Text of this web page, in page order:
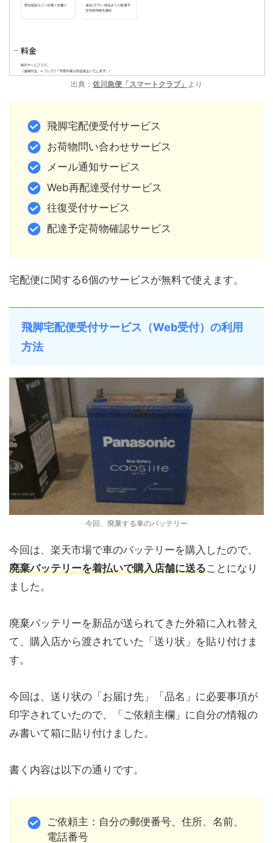
出典： 佐川急便「スマートクラブ」 より
飛脚宅配便受付サービス
お荷物問い合わせサービス
メール通知サービス
Web再配達受付サービス
往復受付サービス
配達予定荷物確認サービス
宅配便に関する6個のサービスが無料で使えます。
飛脚宅配便受付サービス（Web受付）の利用
方法
今回、廃棄する車のバッテリー
今回は、楽天市場で車のバッテリーを購入したので、
廃棄バッテリーを着払いで購入店舗に送ることになり
ました。
廃棄バッテリーを新品が送られてきた外箱に入れ替え
て、購入店から渡されていた「送り状」を貼り付けま
す。
今回は、送り状の「お届け先」「品名」に必要事項が
印字されていたので、「ご依頼主欄」に自分の情報の
み書いて箱に貼り付けました。
書く内容は以下の通りです。
ご依頼主：自分の郵便番号、住所、名前、
電話番号